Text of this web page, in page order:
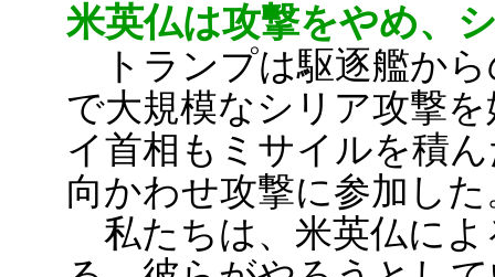
米英仏は攻撃をやめ、
トランプは駆逐艦から
で大規模なシリア攻撃
イ首相もミサイルを積
向かわせ攻撃に参加した
私たちは、米英仏によ